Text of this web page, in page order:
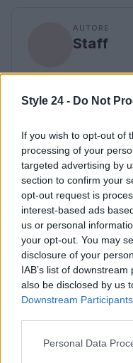
Style 24 - Do Not
If you wish to opt-out of
processing of your
targeted advertising by
section to confirm your
opt-out request is
interest-based ads
us or personal
your opt-out. You may
disclosure of your
IAB’s list of
also be disclosed by us
Downstream Participants
Please note that this
Personal Data
AUTORE
Staff